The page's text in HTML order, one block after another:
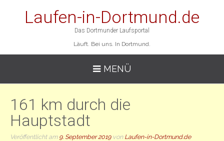
Laufen-in-Dortmund.de
Das Dortmunder Laufsportal
Läuft. Bei uns. In Dortmund.
MENÜ
161 km durch die
Hauptstadt
Veröffentlicht am 9. September 2019von Laufen-in-Dortmund.de